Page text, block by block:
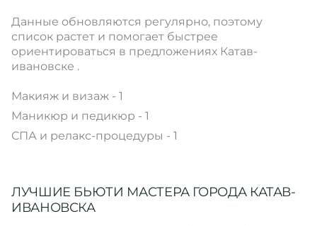
Данные обновляются регулярно, поэтому
список растет и помогает быстрее
ориентироваться в предложениях Катав-
ивановске .
Макияж и визаж - 1
Маникюр и педикюр - 1
СПА и релакс-процедуры - 1
ЛУЧШИЕ БЬЮТИ МАСТЕРА ГОРОДА КАТАВ-
ИВАНОВСКА